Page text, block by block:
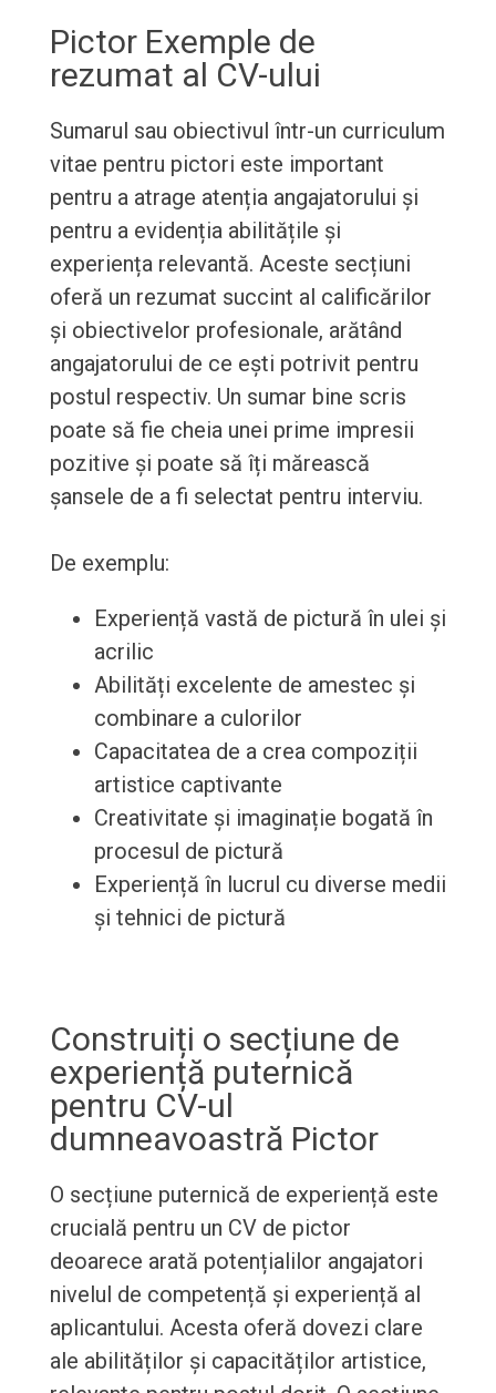
Pictor Exemple de
rezumat al CV-ului
Sumarul sau obiectivul într-un curriculum
vitae pentru pictori este important
pentru a atrage atenția angajatorului și
pentru a evidenția abilitățile și
experiența relevantă. Aceste secțiuni
oferă un rezumat succint al calificărilor
și obiectivelor profesionale, arătând
angajatorului de ce ești potrivit pentru
postul respectiv. Un sumar bine scris
poate să fie cheia unei prime impresii
pozitive și poate să îți mărească
șansele de a fi selectat pentru interviu.
De exemplu:
Experiență vastă de pictură în ulei și
acrilic
Abilități excelente de amestec și
combinare a culorilor
Capacitatea de a crea compoziții
artistice captivante
Creativitate și imaginație bogată în
procesul de pictură
Experiență în lucrul cu diverse medii
și tehnici de pictură
Construiți o secțiune de
experiență puternică
pentru CV-ul
dumneavoastră Pictor
O secțiune puternică de experiență este
crucială pentru un CV de pictor
deoarece arată potențialilor angajatori
nivelul de competență și experiență al
aplicantului. Acesta oferă dovezi clare
ale abilităților și capacităților artistice,